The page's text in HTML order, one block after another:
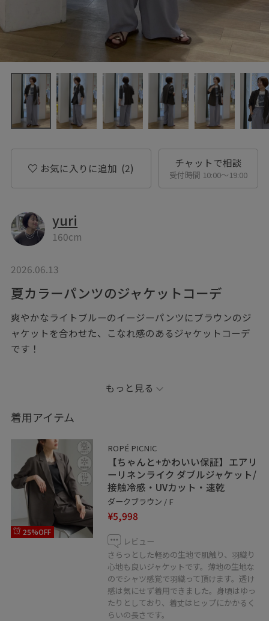
お気に入りに追加 (2) チャットで相談
受付時間 10:00〜19:00
yuri
160cm
2026.06.13
夏カラーパンツのジャケットコーデ
爽やかなライトブルーのイージーパンツにブラウンのジ
ャケットを合わせた、こなれ感のあるジャケットコーデ
です！
わせて、少しラフなリラックス感のあるスタイルに◎
Instagramも配信中です！！
リアルバイしたアイテムや、私が好きな大人カジュアル
コーデを日々配信しています！
是非フォローお願い致します！
⇨@masu__yuri
※紐付いていないアイテムは私物となっております。
※照明の当たり具合で、実際の商品の色味と異なる場合
実際の商品に近い色味は商品ページをご確認ください。
もっと見る
着用アイテム
25%OFF
ROPÉ PICNIC
【ちゃんと+かわいい保証】エアリ
ーリネンライク ダブルジャケット/
接触冷感・UVカット・速乾
ダークブラウン / F
¥5,998
レビュー
さらっとした軽めの生地で肌触り、羽織り
心地も良いジャケットです。薄地の生地な
のでシャツ感覚で羽織って頂けます。透け
感は気にせず着用できました。身頃はゆっ
たりとしており、着丈はヒップにかかるく
らいの長さです。